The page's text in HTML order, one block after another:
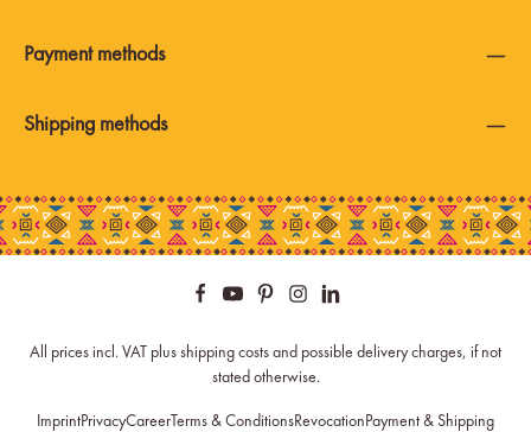
Payment methods
Shipping methods
All prices incl. VAT plusshipping costsand possible delivery charges, if not
stated otherwise.
ImprintPrivacyCareerTerms & ConditionsRevocationPayment & Shipping